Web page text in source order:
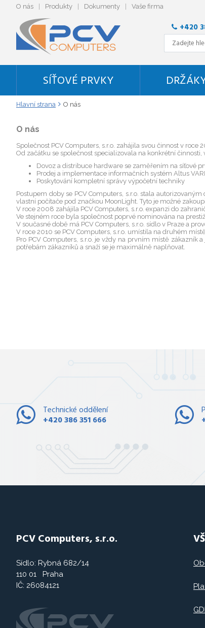
O nás Produkty Dokumenty Vaše firma
+420
SÍŤOVÉ PRVKY
Hlavní strana O nás
O nás
Společnost PCV Computers, s.r.o. zahájila svou činnost v
Od začátku se společnost specializovala na konkrétní
Dovoz a distribuce hardware se zaměřením na síťové
Prodej a implementace informačních systém Altus
Poskytování kompletní správy výpočetní techniky
Postupem doby se PCV Computers, s.r.o. stala
vlastní počítače pod značkou MoonLight. Tyto je možné
V roce 2008 zahájila PCV Computers, s.r.o. expanzi do
Ve stejném roce byla společnost poprvé nominována na
V současné době má PCV Computers, s.r.o. sídlo v Praze a
V roce 2010 se PCV Computers, s.r.o. umístila na druhém
Pro PCV Computers, s.r.o. je vždy na prvním místě zákazník
potřebám zákazníků a snaží se je maximálně naplňovat.
Technické oddělení
+420 386 351 666
PCV Computers, s.r.o.
Sídlo: Rybná 682/14
110 01 Praha
IČ: 26084121